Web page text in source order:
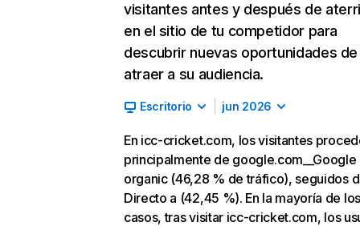
visitantes antes y después de
en el sitio de tu competidor para
descubrir nuevas oportunidades de
atraer a su audiencia.
Escritorio jun 2026
En icc-cricket.com, los visitantes
principalmente de google.com__Google
organic (46,28 % de tráfico), seguidos
Directo a (42,45 %). En la mayoría de los
casos, tras visitar icc-cricket.com, los